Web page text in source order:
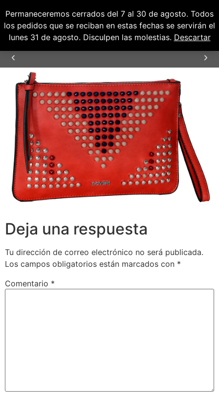
Permaneceremos cerrados del 7 al 30 de agosto. Todos
los pedidos que se reciban en estas fechas se servirán el
lunes 31 de agosto. Disculpen las molestias. Descartar
0,00€
0
ENVÍOS GRATUITOS PARA PENÍNSULA Y
Deja una respuesta
Tu dirección de correo electrónico no será publicada.
Los campos obligatorios están marcados con *
Comentario *